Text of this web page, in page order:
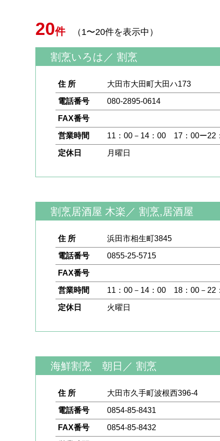
20件 （1〜20件を表示中）
割烹いろは ／ 割烹
住 所 大田市大田町大田ハ173
電話番号 080-2895-0614
FAX番号
営業時間 11：00－14：00 17：00ー22
定休日 月曜日
割烹居酒屋 木楽 ／ 割烹,居酒屋
住 所 浜田市相生町3845
電話番号 0855-25-5715
FAX番号
営業時間 11：00－14：00 18：00－22
定休日 火曜日
海鮮割烹 朝日 ／ 割烹
住 所 大田市久手町波根西396-4
電話番号 0854-85-8431
FAX番号 0854-85-8432